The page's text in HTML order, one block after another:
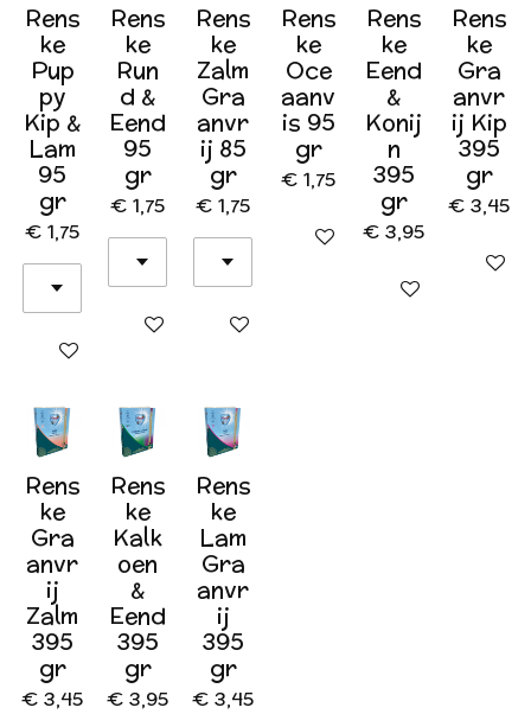
Rens
ke
Pup
py
Kip &
Lam
95
gr
€ 1,75
In winkelwagen
Rens
ke
Run
d &
Eend
95
gr
€ 1,75
In winkelwagen
Rens
ke
Zalm
Gra
anvr
ij 85
gr
€ 1,75
In winkelwagen
Rens
ke
Oce
aanv
is 95
gr
€ 1,75
In winkelwagen
Rens
ke
Eend
&
Konij
n
395
gr
€ 3,95
In winkelwagen
Rens
ke
Gra
anvr
ij Kip
395
gr
€ 3,45
In
Rens
ke
Gra
anvr
ij
Zalm
395
gr
€ 3,45
Rens
ke
Kalk
oen
&
Eend
395
gr
€ 3,95
Rens
ke
Lam
Gra
anvr
ij
395
gr
€ 3,45